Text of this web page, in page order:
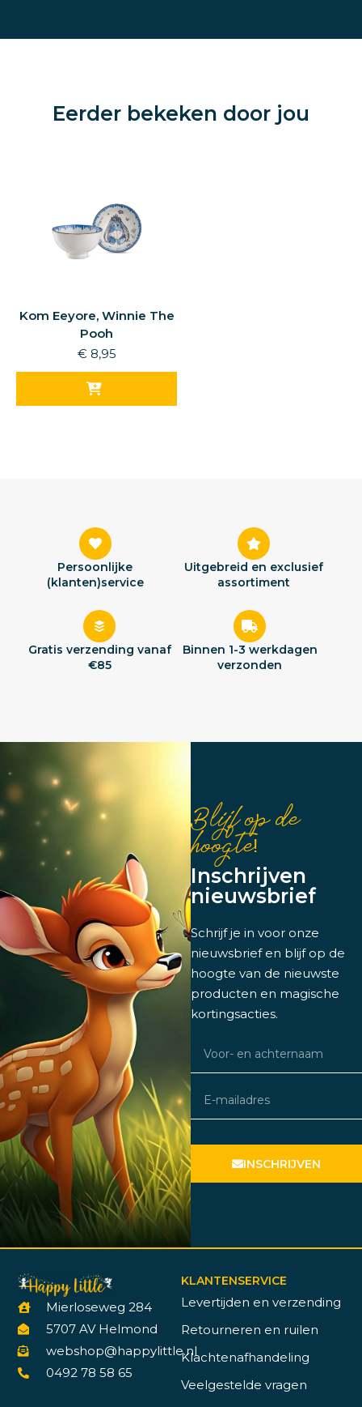
Eerder bekeken door jou
Kom Eeyore, Winnie The
Pooh
€ 8,95
Persoonlijke
(klanten)service
Uitgebreid en exclusief
assortiment
Gratis verzending vanaf
€85
Binnen 1-3 werkdagen
verzonden
Blijf op de
hoogte!
Inschrijven
nieuwsbrief
Schrijf je in voor onze
nieuwsbrief en blijf op de
hoogte van de nieuwste
producten en magische
kortingsacties.
INSCHRIJVEN
Mierloseweg 284
5707 AV Helmond
webshop@happylittle.nl
0492 78 58 65
KLANTENSERVICE
Levertijden en verzending
Retourneren en ruilen
Klachtenafhandeling
Veelgestelde vragen